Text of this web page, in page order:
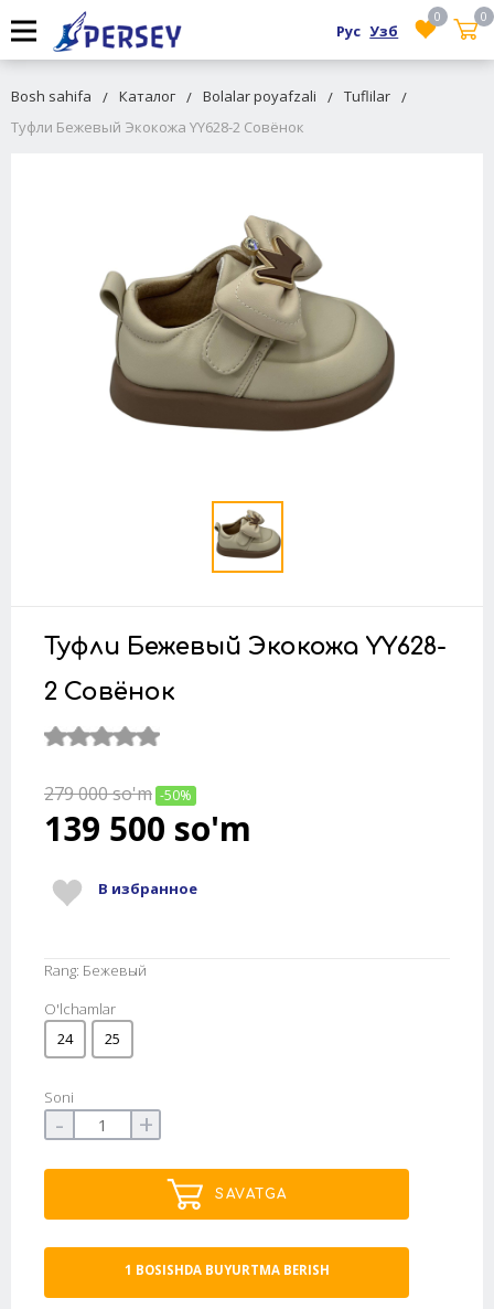
0
0
Рус Узб
Bosh sahifa Каталог Bolalar poyafzali
Tuflilar
Туфли Бежевый Экокожа YY628-2 Совёнок
Туфли Бежевый Экокожа YY628-
2 Совёнок
279 000so'm -50%
139 500 so'm
В избранное
Rang: Бежевый
O'lchamlar
24
25
Soni
- +
SAVATGA
1 BOSISHDA BUYURTMA BERISH